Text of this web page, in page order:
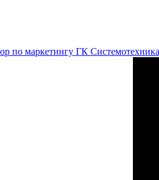
по маркетингу ГК Системотехника